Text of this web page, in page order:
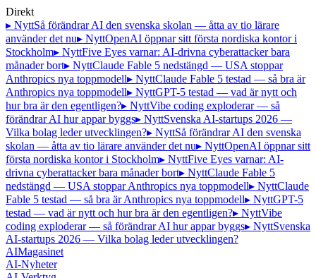
Direkt
▸ NyttSå förändrar AI den svenska skolan — åtta av tio lärare
använder det nu▸ NyttOpenAI öppnar sitt första nordiska kontor i
Stockholm▸ NyttFive Eyes varnar: AI-drivna cyberattacker bara
månader bort▸ NyttClaude Fable 5 nedstängd — USA stoppar
Anthropics nya toppmodell▸ NyttClaude Fable 5 testad — så bra är
Anthropics nya toppmodell▸ NyttGPT-5 testad — vad är nytt och
hur bra är den egentligen?▸ NyttVibe coding exploderar — så
förändrar AI hur appar byggs▸ NyttSvenska AI-startups 2026 —
Vilka bolag leder utvecklingen?▸ NyttSå förändrar AI den svenska
skolan — åtta av tio lärare använder det nu▸ NyttOpenAI öppnar sitt
första nordiska kontor i Stockholm▸ NyttFive Eyes varnar: AI-
drivna cyberattacker bara månader bort▸ NyttClaude Fable 5
nedstängd — USA stoppar Anthropics nya toppmodell▸ NyttClaude
Fable 5 testad — så bra är Anthropics nya toppmodell▸ NyttGPT-5
testad — vad är nytt och hur bra är den egentligen?▸ NyttVibe
coding exploderar — så förändrar AI hur appar byggs▸ NyttSvenska
AI-startups 2026 — Vilka bolag leder utvecklingen?
AIMagasinet
AI-Nyheter